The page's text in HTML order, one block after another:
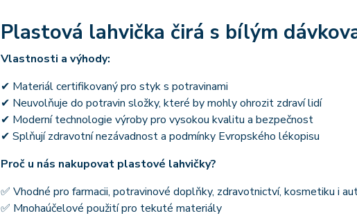
Plastová lahvička čirá s bílým
Vlastnosti a výhody:
✔ Materiál certifikovaný pro styk s potravinami
✔ Neuvolňuje do potravin složky, které by mohly ohrozit zdraví lidí
✔ Moderní technologie výroby pro vysokou kvalitu a bezpečnost
✔ Splňují zdravotní nezávadnost a podmínky Evropského lékopisu
Proč u nás nakupovat plastové lahvičky?
✅ Vhodné pro farmacii, potravinové doplňky, zdravotnictví, kosmetiku i
✅ Mnohaúčelové použití pro tekuté materiály